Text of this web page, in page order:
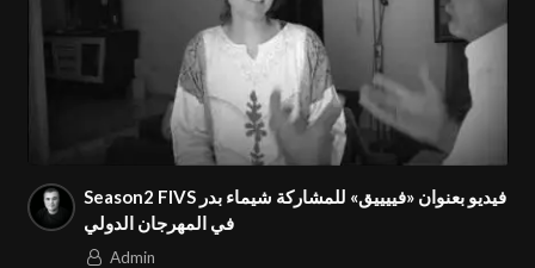
Season2 FIVS فيديو بعنوان «فييييق» للمشاركة شيماء بدر
في المهرجان الدولي
Admin